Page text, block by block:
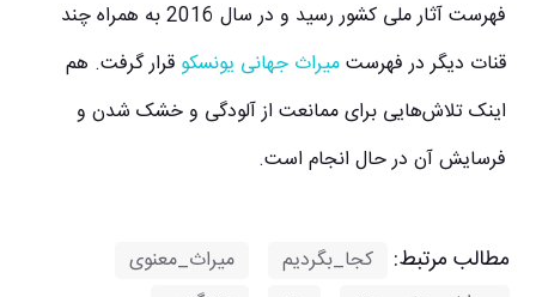
فهرست آثار ملی کشور رسید و در سال 2016 به همراه چند
قنات دیگر در فهرستمیراث جهانی یونسکو قرار گرفت. هم
اینک تلاش‌هایی برای ممانعت از آلودگی و خشک شدن و
فرسایش آن در حال انجام است.
مطالب مرتبط: کجا_بگردیم میراث_معنوی